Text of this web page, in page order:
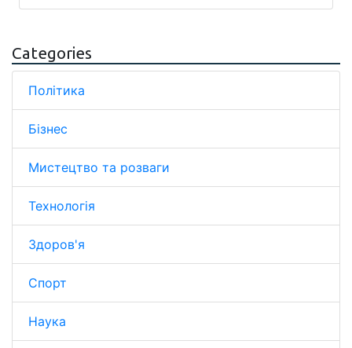
Categories
Політика
Бізнес
Мистецтво та розваги
Технологія
Здоров'я
Спорт
Наука